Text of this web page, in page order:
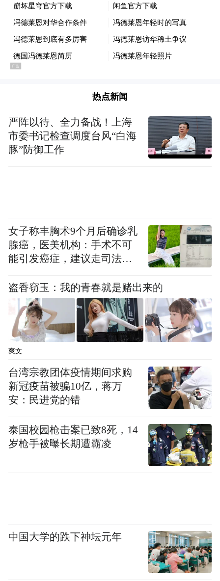
确保其公平”。
“欧盟和CPTPP成员国携手合作，可以引领世
界贸易组织（WTO）进行一场有意义的改
革。”她补充道。
报道称，WTO是帮助解决国际贸易争端的机
特朗普的第一个任期内，美国阻止了WTO最
高上诉法院新法官的任命，导致该组织的争
而在安全领域，冯德莱恩也在有意拉近欧盟
和日本之间的距离。
“几代人以来，欧洲和‘印太地区’的安全从未
如此紧密地联系在一起。”冯德莱恩表示，在
此背景下，欧盟与日本的合作“不仅有价值，
而且至关重要”。她透露，欧盟和日本即将举
行首次国防工业对话，以解决该行业对美国
供应商的严重依赖，欧州和日本的企业还将
讨论建立合作伙伴关系以加强供应链，双方
也将考虑联合开发设备。
频)为凤凰网旗下自媒体平台“大风号”用户上传并发
布，本平台仅提供信息存储空间服务。
Notice: The content above (including the videos,
pictures and audios if any) is uploaded and posted
热点新闻
严阵以待、全力备战！上海
市委书记检查调度台风“白海
豚”防御工作
女子称丰胸术9个月后确诊乳
腺癌，医美机构：手术不可
能引发癌症，建议走司法途
盗香窃玉：我的青春就是赌出来的
爽文
台湾宗教团体疫情期间求购
新冠疫苗被骗10亿，蒋万
安：民进党的错
泰国校园枪击案已致8死，14
岁枪手被曝长期遭霸凌
中国大学的跌下神坛元年